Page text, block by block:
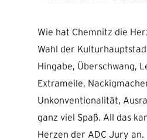
Wie hat Chemnitz die
Wahl der
Hingabe, Überschwang,
Extrameile,
Unkonventionalität,
ganz viel Spaß. All das
Herzen der ADC Jury an.